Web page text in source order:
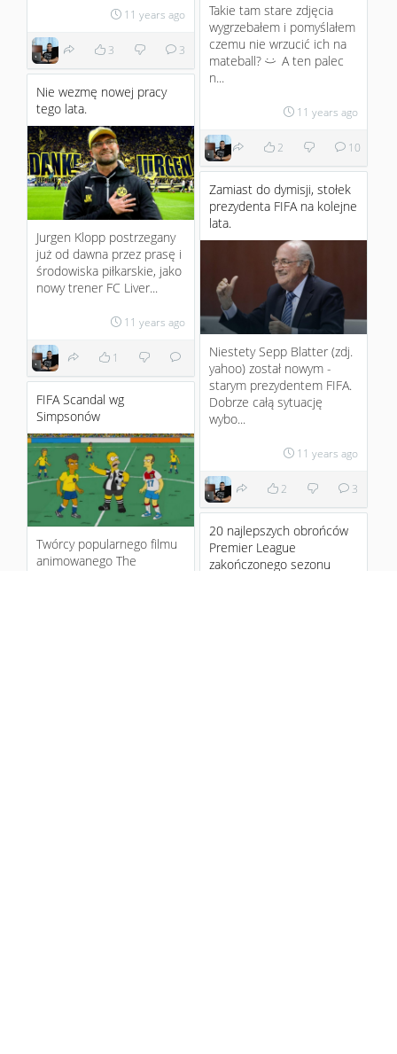
Takie tam stare zdjęcia
wygrzebałem i pomyślałem
czemu nie wrzucić ich na
mateball? :)
A ten palec
n...
11 years ago
2 10
11 years ago
3 3
Nie wezmę nowej pracy
tego lata.
Jurgen Klopp postrzegany
już od dawna przez prasę i
środowiska piłkarskie, jako
nowy trener FC Liver...
11 years ago
1
Zamiast do dymisji, stołek
prezydenta FIFA na kolejne
lata.
Niestety Sepp Blatter (zdj.
yahoo) został nowym -
starym prezydentem FIFA.
Dobrze całą sytuację
wybo...
11 years ago
2 3
FIFA Scandal wg
Simpsonów
Twórcy popularnego filmu
animowanego The
20 najlepszych obrońców
Premier League
zakończonego sezonu